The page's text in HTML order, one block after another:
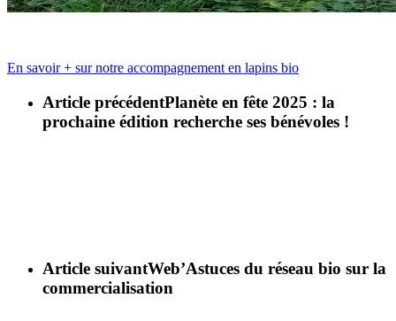
En savoir + sur notre accompagnement en lapins bio
Article précédentPlanète en fête 2025 : la
prochaine édition recherche ses bénévoles !
Article suivantWeb’Astuces du réseau bio sur la
commercialisation